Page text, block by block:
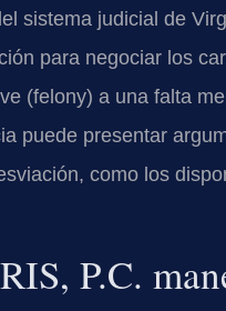
sistema judicial de
para negociar los
(felony) a una falta
puede presentar
como los
P.C.